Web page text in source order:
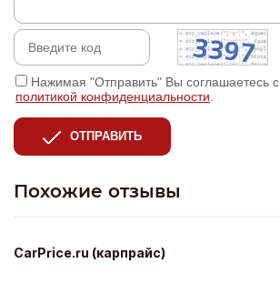
Нажимая "Отправить" Вы соглашаетесь с
политикой конфиденциальности
ОТПРАВИТЬ
Похожие отзывы
CarPrice.ru (карпрайс)